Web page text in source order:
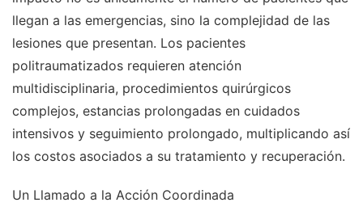
llegan a las emergencias, sino la complejidad de las
lesiones que presentan. Los pacientes
politraumatizados requieren atención
multidisciplinaria, procedimientos quirúrgicos
complejos, estancias prolongadas en cuidados
intensivos y seguimiento prolongado, multiplicando así
los costos asociados a su tratamiento y recuperación.
Un Llamado a la Acción Coordinada